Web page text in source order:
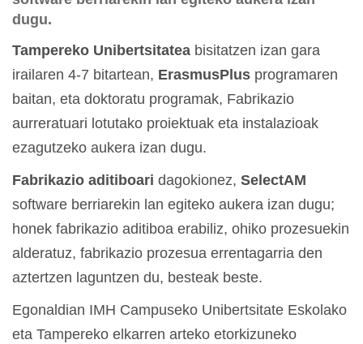
dugu.
Tampereko Unibertsitatea bisitatzen izan gara
irailaren 4-7 bitartean, ErasmusPlus programaren
baitan, eta doktoratu programak, Fabrikazio
aurreratuari lotutako proiektuak eta instalazioak
ezagutzeko aukera izan dugu.
Fabrikazio aditiboari dagokionez, SelectAM
software berriarekin lan egiteko aukera izan dugu;
honek fabrikazio aditiboa erabiliz, ohiko prozesuekin
alderatuz, fabrikazio prozesua errentagarria den
aztertzen laguntzen du, besteak beste.
Egonaldian IMH Campuseko Unibertsitate Eskolako
eta Tampereko elkarren arteko etorkizuneko